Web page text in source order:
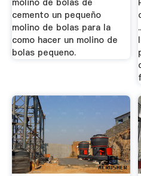
cemento un pequeño
molino de bolas para la
como hacer un molino de
bolas pequeno.